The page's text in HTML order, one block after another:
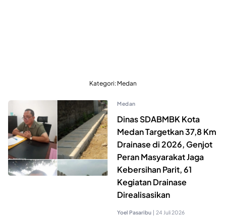
Kategori: Medan
Medan
Dinas SDABMBK Kota
Medan Targetkan 37,8 Km
Drainase di 2026, Genjot
Peran Masyarakat Jaga
Kebersihan Parit, 61
Kegiatan Drainase
Direalisasikan
Yoel Pasaribu | 24 Juli 2026